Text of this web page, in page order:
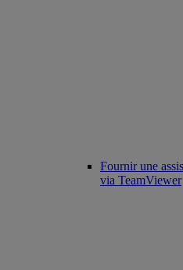
Fournir une
via TeamViewer